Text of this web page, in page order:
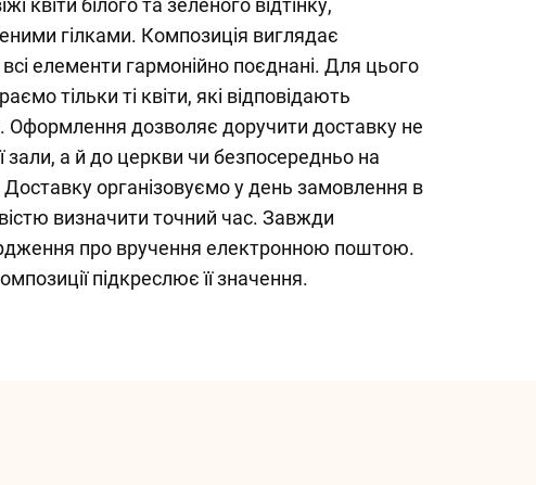
квіти білого та зеленого відтінку,
гілками. Композиція виглядає
елементи гармонійно поєднані. Для цього
тільки ті квіти, які відповідають
дозволяє доручити доставку не
зали, а й до церкви чи безпосередньо на
Доставку організовуємо у день замовлення в
визначити точний час. Завжди
про вручення електронною поштою.
підкреслює її значення.